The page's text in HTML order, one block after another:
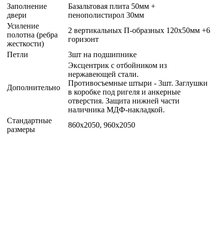
Заполнение
двери
Базальтовая плита 50мм +
пенополистирол 30мм
Усиление
полотна (ребра
жесткости)
2 вертикальных П-образных 120х50мм +6
горизонт
Петли
3шт на подшипнике
Дополнительно
Эксцентрик с отбойником из
нержавеющей стали.
Противосъемные штыри - 3шт. Заглушки
в коробке под ригеля и анкерные
отверстия. Защита нижней части
наличника МДФ-накладкой.
Стандартные
размеры
860х2050, 960х2050